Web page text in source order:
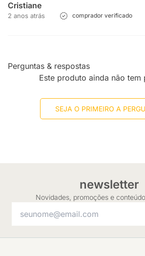
Cristiane
2 anos atrás comprador verificado
Perguntas & respostas
Este produto ainda não tem
SEJA O PRIMEIRO A
newsletter
Novidades, promoções e